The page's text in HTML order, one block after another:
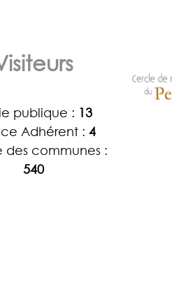
publique : 13
Adhérent : 4
des communes :
540